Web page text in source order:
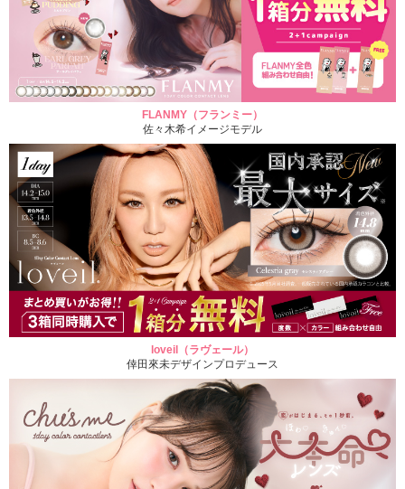
FLANMY（フランミー）
佐々木希イメージモデル
loveil（ラヴェール）
倖田來未デザインプロデュース